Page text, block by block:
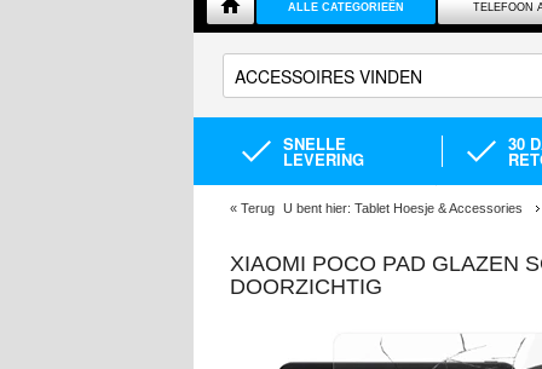
ALLE CATEGORIEËN TELEFOON
SNELLE
LEVERING
30
« Terug U bent hier: Tablet Hoesje & Accessories
XIAOMI POCO PAD GLAZEN
DOORZICHTIG